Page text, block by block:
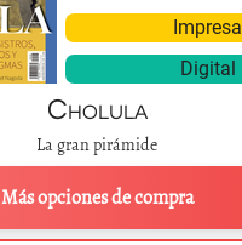
Impresa
Digital
Cholula
La gran pirámide
Más opciones de compra